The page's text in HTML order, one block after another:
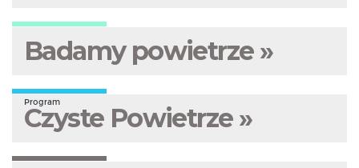
Badamy powietrze »
Program
Czyste Powietrze »